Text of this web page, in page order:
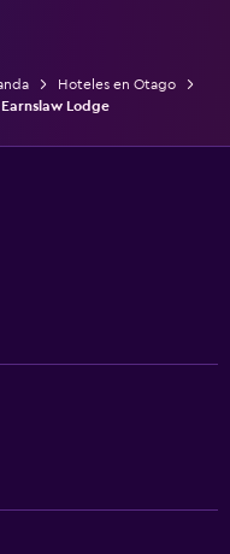
Hoteles en Otago
Earnslaw Lodge